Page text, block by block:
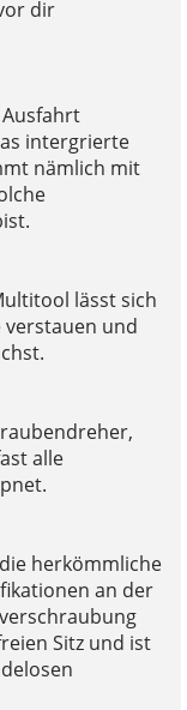
dir
intergrierte
nämlich mit
lässt sich
und
alle
herkömmliche
an der
Sitz und ist